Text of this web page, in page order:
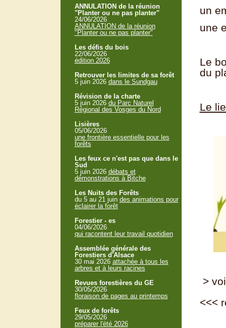
un
une
Le
du
Le
>
<<<
ANNULATION de la réunion
"Planter ou ne pas planter"
24/06/2026
ANNULATION de la réunion
"Planter ou ne pas planter"
Les défis du bois
22/06/2026
édition 2026
Retrouver les limites de sa forêt
5 juin 2026 dans le Sundgau
Révision de la charte
5 juin 2026 du Parc Naturel
Régional des Vosges du Nord
Lisières
05/06/2026
une frontière essentielle pour les
forêts
Les feux ce n'est pas que dans le
Sud
5 juin 2026 débats et
démonstrations à Bitche
Les Nuits des Forêts
du 5 au 21 juin des animations pour
éclairer la forêt
Forestier - es
04/06/2026
qui racontent leur travail quotidien
Assemblée générale des
Forestiers d'Alsace
30 mai 2026 attachée à tous les
arbres et à leurs racines
Revues forestières du GE
30/05/2026
floraison de pages au printemps
Feux de forêts
29/05/2026
préparer l'été 2026